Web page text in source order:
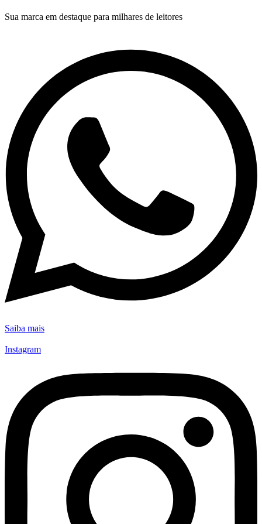
Sua marca em destaque para milhares de leitores
Saiba mais
Instagram